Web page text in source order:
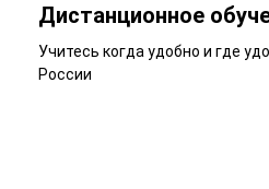
Дистанционное
Учитесь когда удобно и где
России